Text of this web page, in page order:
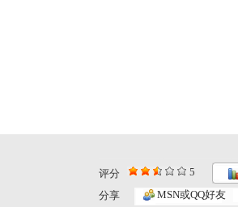
评分 5
分享
MSN或QQ好友